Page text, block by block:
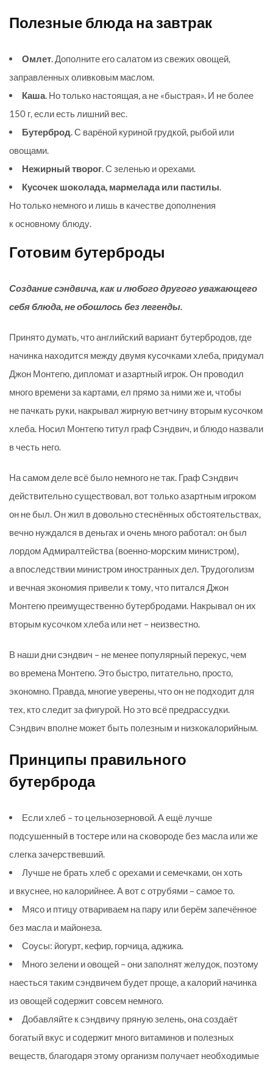
Полезные блюда на завтрак
Омлет. Дополните его салатом из свежих овощей,
заправленных оливковым маслом.
Каша. Но только настоящая, а не «быстрая». И не более
150 г, если есть лишний вес.
Бутерброд. С варёной куриной грудкой, рыбой или
овощами.
Нежирный творог. С зеленью и орехами.
Кусочек шоколада, мармелада или пастилы.
Но только немного и лишь в качестве дополнения
к основному блюду.
Готовим бутерброды
Создание сэндвича, как и любого другого уважающего
себя блюда, не обошлось без легенды.
Принято думать, что английский вариант бутербродов, где
начинка находится между двумя кусочками хлеба, придумал
Джон Монтегю, дипломат и азартный игрок. Он проводил
много времени за картами, ел прямо за ними же и, чтобы
не пачкать руки, накрывал жирную ветчину вторым кусочком
хлеба. Носил Монтегю титул граф Сэндвич, и блюдо назвали
в честь него.
На самом деле всё было немного не так. Граф Сэндвич
действительно существовал, вот только азартным игроком
он не был. Он жил в довольно стеснённых обстоятельствах,
вечно нуждался в деньгах и очень много работал: он был
лордом Адмиралтейства (военно-морским министром),
а впоследствии министром иностранных дел. Трудоголизм
и вечная экономия привели к тому, что питался Джон
Монтегю преимущественно бутербродами. Накрывал он их
вторым кусочком хлеба или нет – неизвестно.
В наши дни сэндвич – не менее популярный перекус, чем
во времена Монтегю. Это быстро, питательно, просто,
экономно. Правда, многие уверены, что он не подходит для
тех, кто следит за фигурой. Но это всё предрассудки.
Сэндвич вполне может быть полезным и низкокалорийным.
Принципы правильного
бутерброда
Если хлеб – то цельнозерновой. А ещё лучше
подсушенный в тостере или на сковороде без масла или же
слегка зачерствевший.
Лучше не брать хлеб с орехами и семечками, он хоть
и вкуснее, но калорийнее. А вот с отрубями – самое то.
Мясо и птицу отвариваем на пару или берём запечённое
без масла и майонеза.
Соусы: йогурт, кефир, горчица, аджика.
Много зелени и овощей – они заполнят желудок, поэтому
наесться таким сэндвичем будет проще, а калорий начинка
из овощей содержит совсем немного.
Добавляйте к сэндвичу пряную зелень, она создаёт
богатый вкус и содержит много витаминов и полезных
веществ, благодаря этому организм получает необходимые